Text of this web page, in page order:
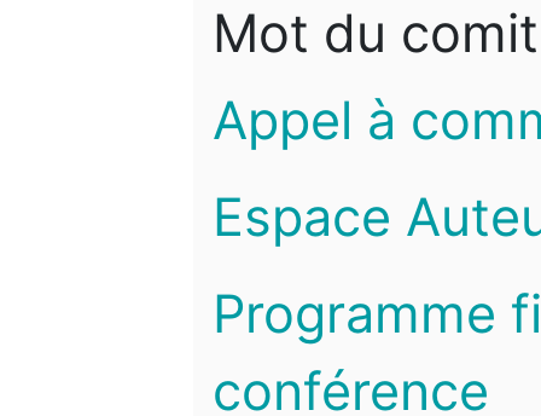
Mot du
Appel à
Espace
Programme
conférence